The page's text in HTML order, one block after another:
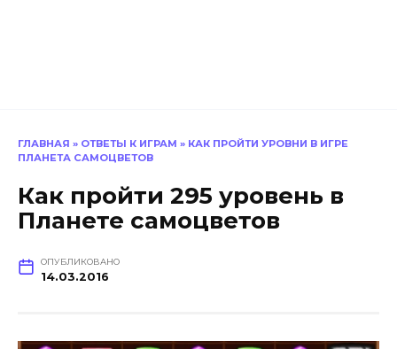
ГЛАВНАЯ » ОТВЕТЫ К ИГРАМ » КАК ПРОЙТИ УРОВНИ В ИГРЕ
ПЛАНЕТА САМОЦВЕТОВ
Как пройти 295 уровень в
Планете самоцветов
ОПУБЛИКОВАНО
14.03.2016